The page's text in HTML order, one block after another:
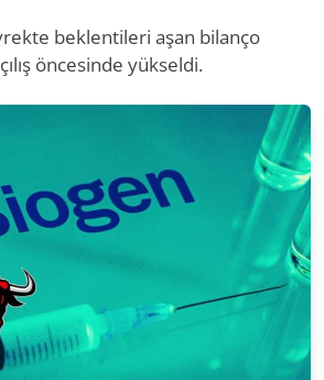
beklentileri aşan bilanço
öncesinde yükseldi.